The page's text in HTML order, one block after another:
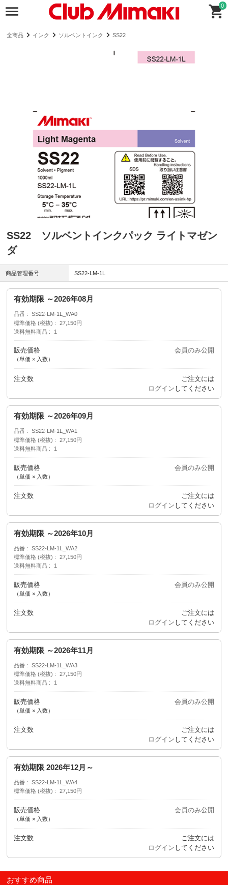
0
全商品 インク ソルベントインク SS22
SS22 ソルベントインクパック ライトマゼン
ダ
商品管理番号 SS22-LM-1L
有効期限 ～2026年08月
品番
SS22-LM-1L_WA0
標準価格 (税抜)
27,150円
送料無料商品
1
販売価格
（単価 × 入数）
会員のみ公開
注文数
ご注文には
ログイン してください
有効期限 ～2026年09月
品番
SS22-LM-1L_WA1
標準価格 (税抜)
27,150円
送料無料商品
1
販売価格
（単価 × 入数）
会員のみ公開
注文数
ご注文には
ログイン してください
有効期限 ～2026年10月
品番
SS22-LM-1L_WA2
標準価格 (税抜)
27,150円
送料無料商品
1
販売価格
（単価 × 入数）
会員のみ公開
注文数
ご注文には
ログイン してください
有効期限 ～2026年11月
品番
SS22-LM-1L_WA3
標準価格 (税抜)
27,150円
送料無料商品
1
販売価格
（単価 × 入数）
会員のみ公開
注文数
ご注文には
ログイン してください
有効期限 2026年12月～
品番
SS22-LM-1L_WA4
標準価格 (税抜)
27,150円
販売価格
（単価 × 入数）
会員のみ公開
注文数
ご注文には
ログイン してください
おすすめ商品